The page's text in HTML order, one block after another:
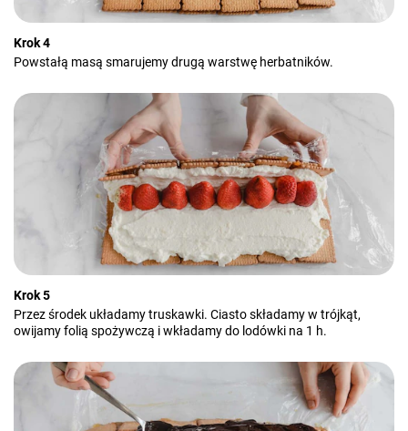
Krok 4
Powstałą masą smarujemy drugą warstwę herbatników.
Krok 5
Przez środek układamy truskawki. Ciasto składamy w trójkąt,
owijamy folią spożywczą i wkładamy do lodówki na 1 h.